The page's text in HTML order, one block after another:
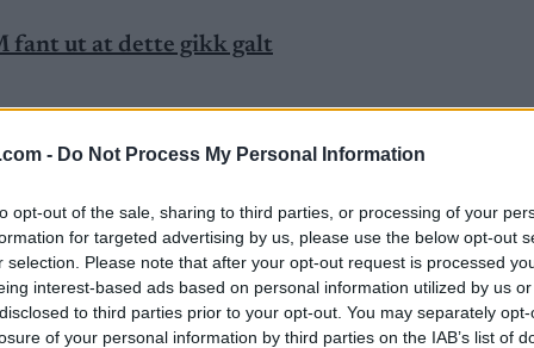
- Do Not Process My Personal Information
opt-out of the sale, sharing to third parties, or processing of your
for targeted advertising by us, please use the below opt-out
selection. Please note that after your opt-out request is processed
interest-based ads based on personal information utilized by us
to third parties prior to your opt-out. You may separately
of your personal information by third parties on the IAB’s list of
fant ut at dette gikk galt
av Ski-VM onsdag.
AS» styrer mot et underskudd på over 30
(Ap) til TV 2.
millioner kroner. I 2024 var årsresultatet på